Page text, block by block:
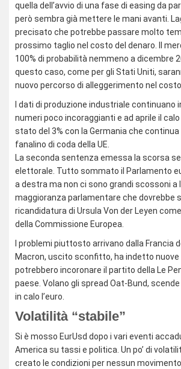
quella dell’avvio di una fase di easing da
però sembra già mettere le mani avanti.
precisato che potrebbe passare molto
prossimo taglio nel costo del denaro. Il
100% di probabilità nemmeno a dicembre
questo caso, come per gli Stati Uniti,
nuovo percorso di alleggerimento nel costo
I dati di produzione industriale continuano
numeri poco incoraggianti e ad aprile il
stato del 3% con la Germania che continua
fanalino di coda della UE.
La seconda sentenza emessa la scorsa
elettorale. Tutto sommato il Parlamento
a destra ma non ci sono grandi scossoni a
maggioranza parlamentare che dovrebbe
ricandidatura di Ursula Von der Leyen
della Commissione Europea.
I problemi piuttosto arrivano dalla Francia
Macron, uscito sconfitto, ha indetto nuove
potrebbero incoronare il partito della Le
paese. Volano gli spread Oat-Bund,
in calo l’euro.
Volatilità “stabile”
Si è mosso EurUsd dopo i vari eventi
America su tassi e politica. Un po’ di
creato le condizioni per nessun